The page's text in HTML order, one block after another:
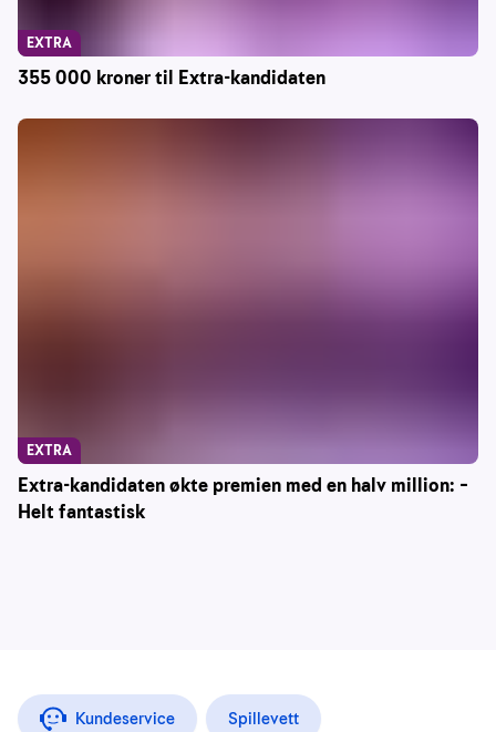
355 000 kroner til Extra-kandidaten
EXTRA
Extra-kandidaten økte premien med en halv million: –
Helt fantastisk
EXTRA
Kundeservice Spillevett